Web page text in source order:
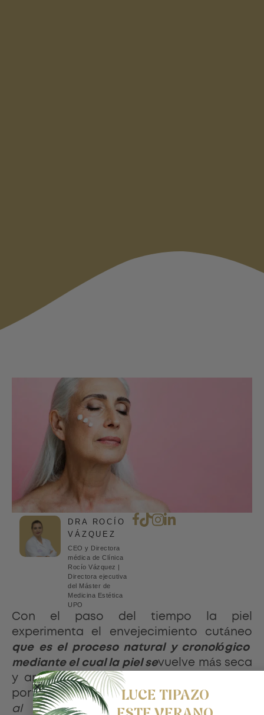
DRA ROCÍO
VÁZQUEZ
CEO y Directora
médica de Clínica
Rocío Vázquez |
Directora ejecutiva
del Máster de
Medicina Estética
UPO
Con el paso del tiempo la piel
experimenta el envejecimiento cutáneo
que es el proceso natural y cronológico
mediante el cual la piel sevuelve más seca
y arrugada. Este proceso es provocado
por elpaso de los añosy por laexposición
al solhace que la piel experimente
LUCE TIPAZO